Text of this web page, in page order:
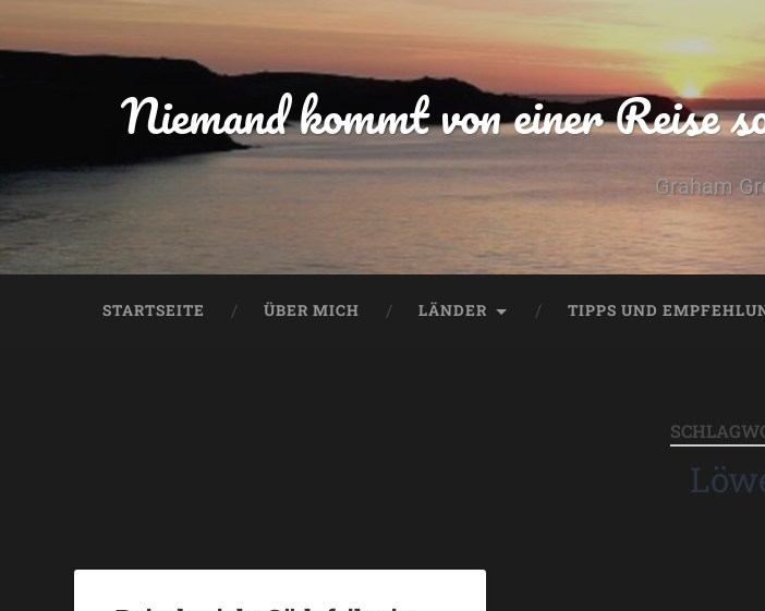
Niemand kommt von einer Reise
Graham
STARTSEITE ÜBER MICH LÄNDER TIPPS UND